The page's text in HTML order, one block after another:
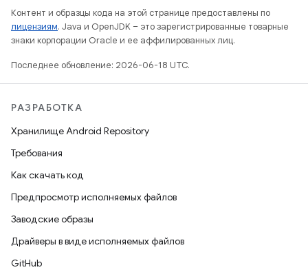
Контент и образцы кода на этой странице предоставлены по
лицензиям. Java и OpenJDK – это зарегистрированные товарные
знаки корпорации Oracle и ее аффилированных лиц.
Последнее обновление: 2026-06-18 UTC.
РАЗРАБОТКА
Хранилище Android Repository
Требования
Как скачать код
Предпросмотр исполняемых файлов
Заводские образы
Драйверы в виде исполняемых файлов
GitHub